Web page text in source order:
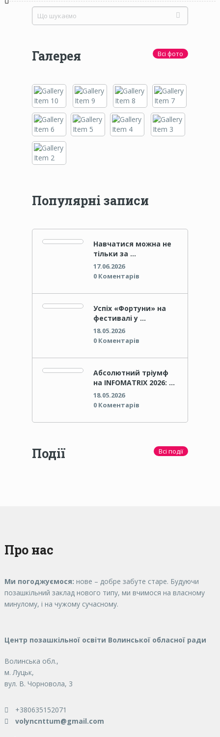
Галерея Всі фото
Популярні записи
Навчатися можна не
тільки за …
17.06.2026
0 Коментарів
Успіх «Фортуни» на
фестивалі у …
18.05.2026
0 Коментарів
Абсолютний тріумф
на INFOMATRIX 2026: …
18.05.2026
0 Коментарів
Події Всі події
Про нас
Ми погоджуємося: нове – добре забуте старе. Будуючи
позашкільний заклад нового типу, ми вчимося на власному
минулому, і на чужому сучасному.
Центр позашкільної освіти Волинської обласної ради
Волинська обл.,
м. Луцьк,
вул. В. Чорновола, 3
+380635152071
volyncnttum@gmail.com